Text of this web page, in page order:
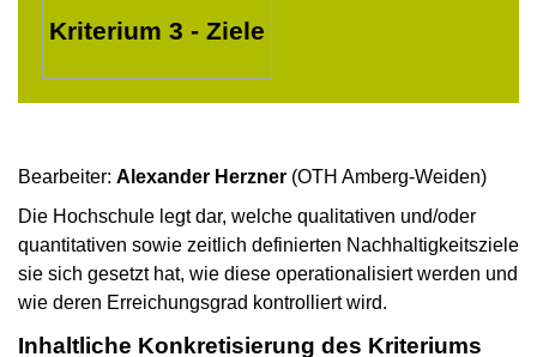
Kriterium 3 - Ziele
Bearbeiter: Alexander Herzner (OTH Amberg-Weiden)
Die Hochschule legt dar, welche qualitativen und/oder
quantitativen sowie zeitlich definierten Nachhaltigkeitsziele
sie sich gesetzt hat, wie diese operationalisiert werden und
wie deren Erreichungsgrad kontrolliert wird.
Inhaltliche Konkretisierung des Kriteriums